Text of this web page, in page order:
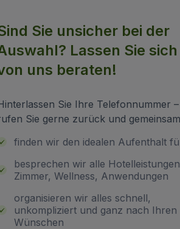
Sie unsicher bei der
Lassen Sie sich
uns beraten!
Sie Ihre Telefonnummer
Sie gerne zurück und
finden wir den idealen Aufenthalt
besprechen wir alle
Zimmer, Wellness, Anwendungen
organisieren wir alles schnell,
unkompliziert und ganz nach Ihren
Wünschen